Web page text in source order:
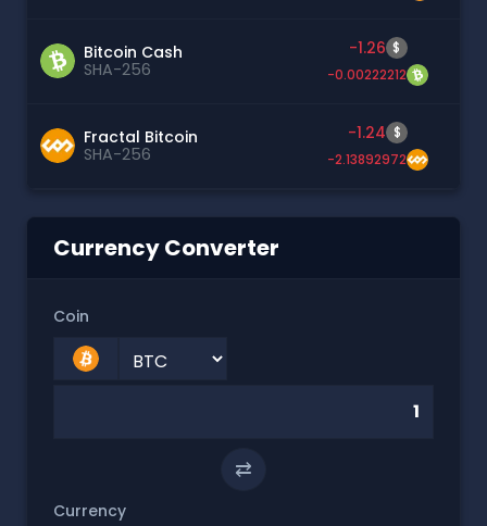
Bitcoin Cash
SHA-256
-1.26 $
-0.00222212
Fractal Bitcoin
SHA-256
-1.24 $
-2.13892972
Currency Converter
Coin
⇄
Currency